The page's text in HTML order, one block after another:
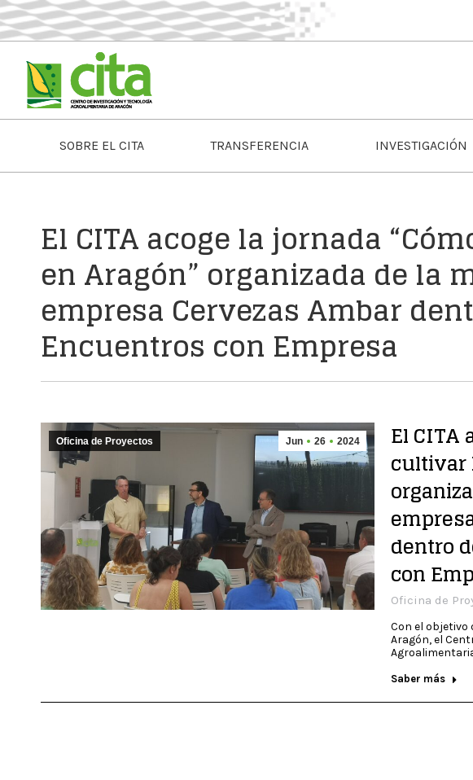
SOBRE EL CITA TRANSFERENCIA INVESTIGACIÓN
El CITA acoge la jornada
en Aragón” organizada de la
empresa Cervezas Ambar
Encuentros con Empresa
Jun 26 2024
Oficina de Proyectos El CITA
cultivar
dentro
con
Oficina de
Con el
Aragón, el
Saber más